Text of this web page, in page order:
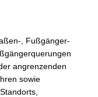
, Fußgänger-
angrenzenden
sowie